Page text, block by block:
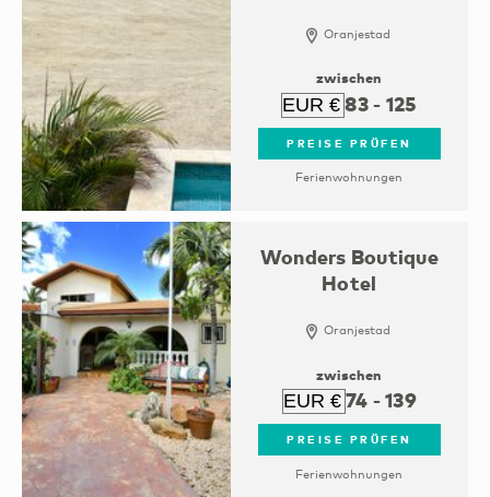
Oranjestad
zwischen
83- 125
PREISE PRÜFEN
Ferienwohnungen
Wonders Boutique
Hotel
Oranjestad
zwischen
74 -139
PREISE PRÜFEN
Ferienwohnungen